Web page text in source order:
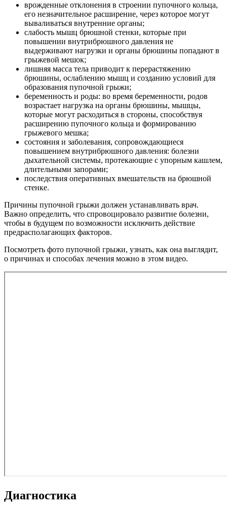
врожденные отклонения в строении пупочного кольца,
его незначительное расширение, через которое могут
вываливаться внутренние органы;
слабость мышц брюшной стенки, которые при
повышении внутрибрюшного давления не
выдерживают нагрузки и органы брюшины попадают в
грыжевой мешок;
лишняя масса тела приводит к перерастяжению
брюшины, ослаблению мышц и созданию условий для
образования пупочной грыжи;
беременность и роды: во время беременности, родов
возрастает нагрузка на органы брюшины, мышцы,
которые могут расходиться в стороны, способствуя
расширению пупочного кольца и формированию
грыжевого мешка;
состояния и заболевания, сопровождающиеся
повышением внутрибрюшного давления: болезни
дыхательной системы, протекающие с упорным кашлем,
длительными запорами;
последствия оперативных вмешательств на брюшной
стенке.
Причины пупочной грыжи должен устанавливать врач.
Важно определить, что спровоцировало развитие болезни,
чтобы в будущем по возможности исключить действие
предрасполагающих факторов.
Посмотреть фото пупочной грыжи, узнать, как она выглядит,
о причинах и способах лечения можно в этом видео.
Диагностика